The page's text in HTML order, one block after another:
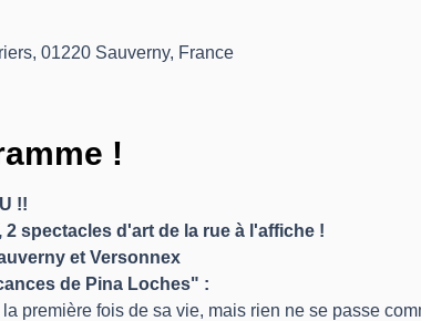
01220 Sauverny, France
!
!!
2 spectacles d'art de la rue à l'affiche !
et Versonnex
de Pina Loches" :
première fois de sa vie, mais rien ne se passe